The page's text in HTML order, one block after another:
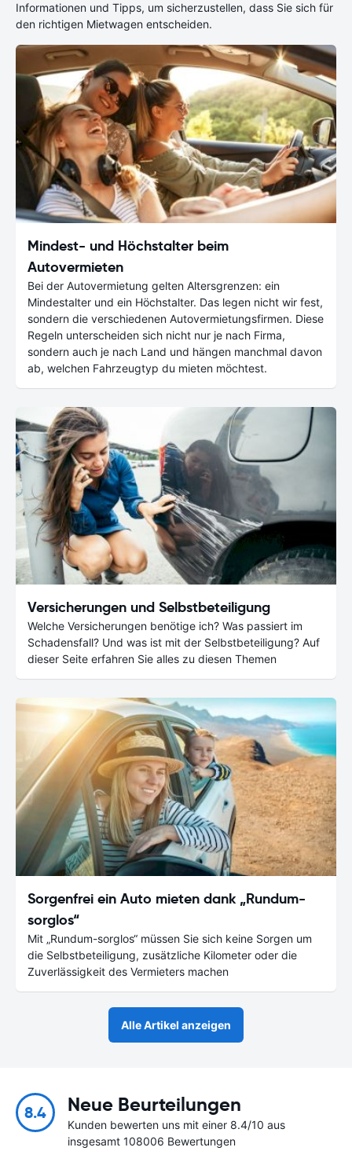
Informationen und Tipps, um sicherzustellen, dass Sie sich für
den richtigen Mietwagen entscheiden.
Mindest- und Höchstalter beim
Autovermieten
Bei der Autovermietung gelten Altersgrenzen: ein
Mindestalter und ein Höchstalter. Das legen nicht wir fest,
sondern die verschiedenen Autovermietungsfirmen. Diese
Regeln unterscheiden sich nicht nur je nach Firma,
sondern auch je nach Land und hängen manchmal davon
ab, welchen Fahrzeugtyp du mieten möchtest.
Versicherungen und Selbstbeteiligung
Welche Versicherungen benötige ich? Was passiert im
Schadensfall? Und was ist mit der Selbstbeteiligung? Auf
dieser Seite erfahren Sie alles zu diesen Themen
Sorgenfrei ein Auto mieten dank „Rundum-
sorglos“
Mit „Rundum-sorglos“ müssen Sie sich keine Sorgen um
die Selbstbeteiligung, zusätzliche Kilometer oder die
Zuverlässigkeit des Vermieters machen
Alle Artikel anzeigen
8.4 Neue Beurteilungen
Kunden bewerten uns mit einer 8.4/10 aus
insgesamt 108006 Bewertungen